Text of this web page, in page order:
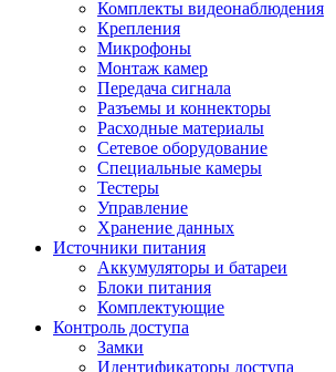
Комплекты видеонаблюдения
Крепления
Микрофоны
Монтаж камер
Передача сигнала
Разъемы и коннекторы
Расходные материалы
Сетевое оборудование
Специальные камеры
Тестеры
Управление
Хранение данных
Источники питания
Аккумуляторы и батареи
Блоки питания
Комплектующие
Контроль доступа
Замки
Идентификаторы доступа